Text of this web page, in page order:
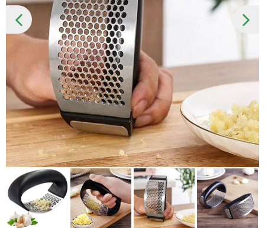
SLIDE
ANTERIOR